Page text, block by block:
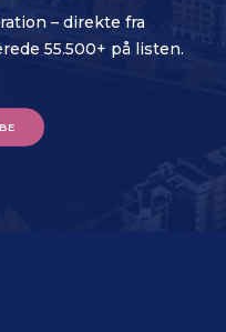
– direkte fra
55.500+ på listen.